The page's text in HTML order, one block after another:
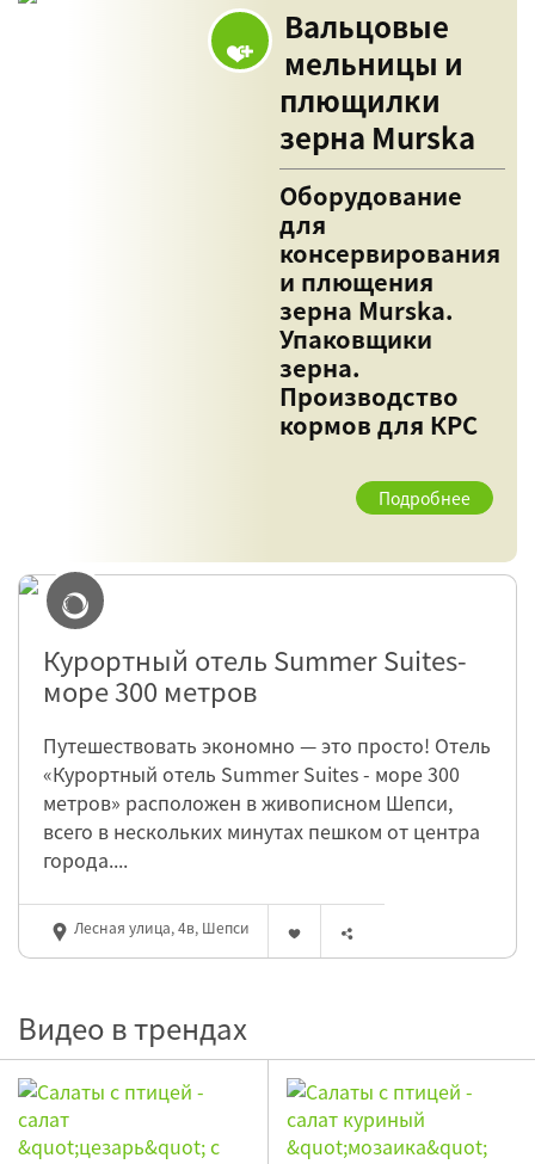
Вальцовые
мельницы и
плющилки
зерна Murska
Оборудование
для
консервирования
и плющения
зерна Murska.
Упаковщики
зерна.
Производство
кормов для КРС
Подробнее
Курортный отель Summer Suites-
море 300 метров
Путешествовать экономно — это просто! Отель
«Курортный отель Summer Suites - море 300
метров» расположен в живописном Шепси,
всего в нескольких минутах пешком от центра
города....
Лесная улица, 4в, Шепси
Видео в трендах